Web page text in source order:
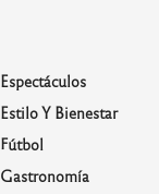
Espectáculos
Estilo Y Bienestar
Fútbol
Gastronomía